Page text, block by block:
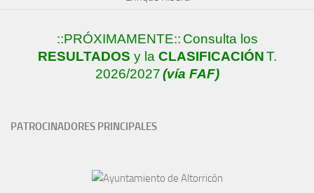
::PRÓXIMAMENTE:: Consulta los
RESULTADOS y la CLASIFICACIÓNT.
2026/2027(vía FAF)
PATROCINADORES PRINCIPALES